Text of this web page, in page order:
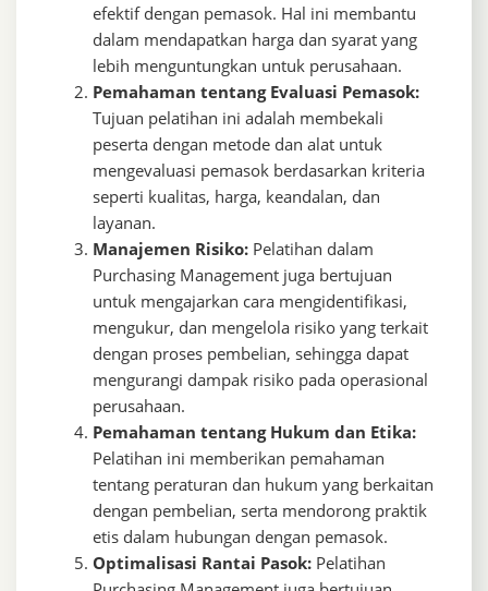
efektif dengan pemasok. Hal ini membantu
dalam mendapatkan harga dan syarat yang
lebih menguntungkan untuk perusahaan.
Pemahaman tentang Evaluasi Pemasok:
Tujuan pelatihan ini adalah membekali
peserta dengan metode dan alat untuk
mengevaluasi pemasok berdasarkan kriteria
seperti kualitas, harga, keandalan, dan
layanan.
Manajemen Risiko: Pelatihan dalam
Purchasing Management juga bertujuan
untuk mengajarkan cara mengidentifikasi,
mengukur, dan mengelola risiko yang terkait
dengan proses pembelian, sehingga dapat
mengurangi dampak risiko pada operasional
perusahaan.
Pemahaman tentang Hukum dan Etika:
Pelatihan ini memberikan pemahaman
tentang peraturan dan hukum yang berkaitan
dengan pembelian, serta mendorong praktik
etis dalam hubungan dengan pemasok.
Optimalisasi Rantai Pasok: Pelatihan